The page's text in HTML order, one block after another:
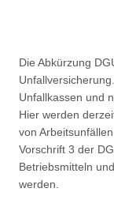
Die Abkürzung
Unfallkassen und
Hier werden
von
Vorschrift 3 der
Betriebsmitteln
werden.